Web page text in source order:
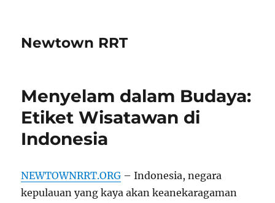
Newtown RRT
Menyelam dalam Budaya:
Etiket Wisatawan di
Indonesia
NEWTOWNRRT.ORG – Indonesia, negara
kepulauan yang kaya akan keanekaragaman